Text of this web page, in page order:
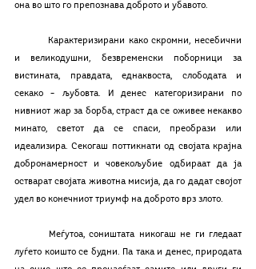
она во што го препознава доброто и убавото.
и великодушни, безвременски поборници за
вистината, правдата, еднаквоста, слободата и
секако – љубовта. И денес категоризирани по
нивниот жар за борба, страст да се оживее некакво
минато, светот да се спаси, преобрази или
идеализира. Секогаш поттикнати од својата крајна
добронамерност и човекољубие одбираат да ја
остварат својата животна мисија, да го дадат својот
удел во конечниот триумф на доброто врз злото.
луѓето коишто се будни. Па така и денес, природата